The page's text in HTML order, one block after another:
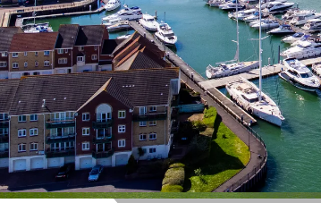
Wählen Sie, welche Cookies Sie auf check24.de
Die Cookierichtlinie finden Sie
Notwendig